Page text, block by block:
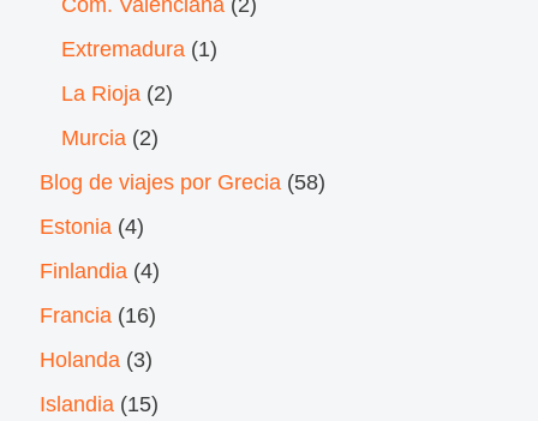
Extremadura (1)
La Rioja (2)
Murcia (2)
Blog de viajes por Grecia (58)
Estonia (4)
Finlandia (4)
Francia (16)
Holanda (3)
Islandia (15)